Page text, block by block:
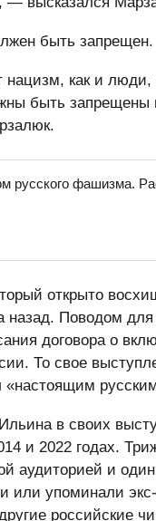
быть запрещен.
как и люди,
быть
русского фашизма.
открыто
назад. Поводом
договора о
То свое
«настоящим
в своих
и 2022 годах.
аудиторией и
или упоминали
российские